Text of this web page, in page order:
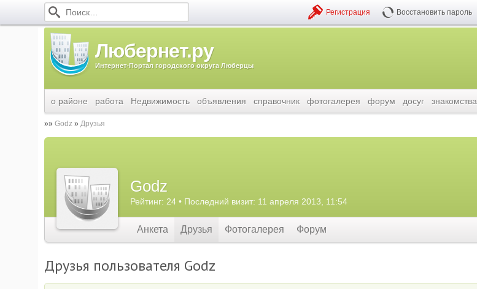
Регистрация Восстановить пароль
Любернет.ру
Интернет-Портал городского округа Люберцы
о районе работа Недвижимость объявления справочник фотогалерея форум досуг знакомства
Godz Друзья
Godz
Рейтинг: 24 • Последний визит: 11 апреля 2013, 11:54
Анкета Друзья Фотогалерея Форум
Друзья пользователя Godz